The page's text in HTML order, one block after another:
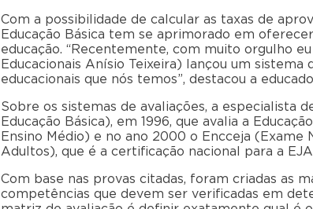
Com a possibilidade de calcular as taxas de
Educação Básica tem se aprimorado em
educação. “Recentemente, com muito orgulho
Educacionais Anísio Teixeira) lançou um
educacionais que nós temos”, destacou a
Sobre os sistemas de avaliações, a especialista
Educação Básica), em 1996, que avalia a
Ensino Médio) e no ano 2000 o Encceja
Adultos), que é a certificação nacional para a
Com base nas provas citadas, foram criadas as
competências que devem ser verificadas em